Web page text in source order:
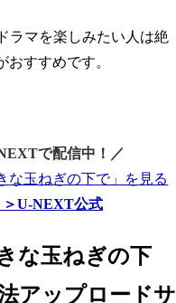
ラマを楽しみたい人は絶
おすすめです。
で配信中！／
な玉ねぎの下で」を見る
＞U-NEXT公式
な玉ねぎの下
アップロードサ